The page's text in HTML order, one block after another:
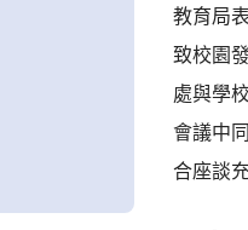
教育局
致校園
處與學
會議中
合座談